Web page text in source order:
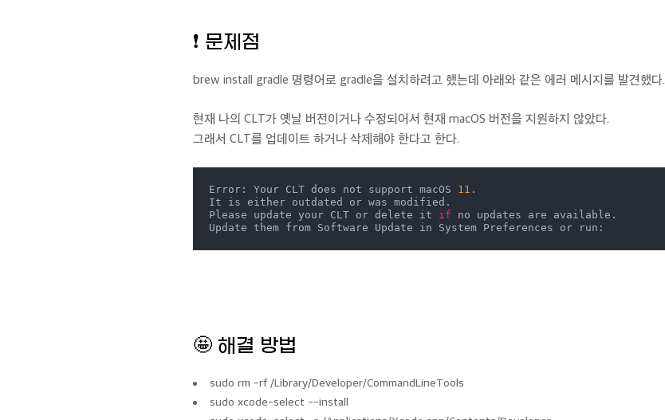
❗️ 문제점
brew install gradle 명령어로 gradle을 설치하려고 했는데 아래와 같은 에러 메시지를 발견했다.
현재 나의 CLT가 옛날 버전이거나 수정되어서 현재 macOS 버전을 지원하지 않았다.
그래서 CLT를 업데이트 하거나 삭제해야 한다고 한다.
Error: Your CLT does not support macOS 11.
It is either outdated or was modified.
Please update your CLT or delete it if no updates are available.
Update them from Software Update in System Preferences or run:
🤩 해결 방법
sudo rm -rf /Library/Developer/CommandLineTools
sudo xcode-select --install